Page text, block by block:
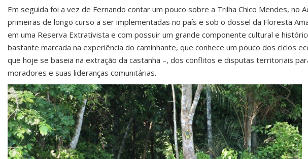
Em seguida foi a vez de Fernando contar um pouco sobre a Trilha Chico Mendes, no
primeiras de longo curso a ser implementadas no país e sob o dossel da Floresta
em uma Reserva Extrativista e com possuir um grande componente cultural e
bastante marcada na experiência do caminhante, que conhece um pouco dos ciclos
que hoje se baseia na extração da castanha –, dos conflitos e disputas territoriais
moradores e suas lideranças comunitárias.